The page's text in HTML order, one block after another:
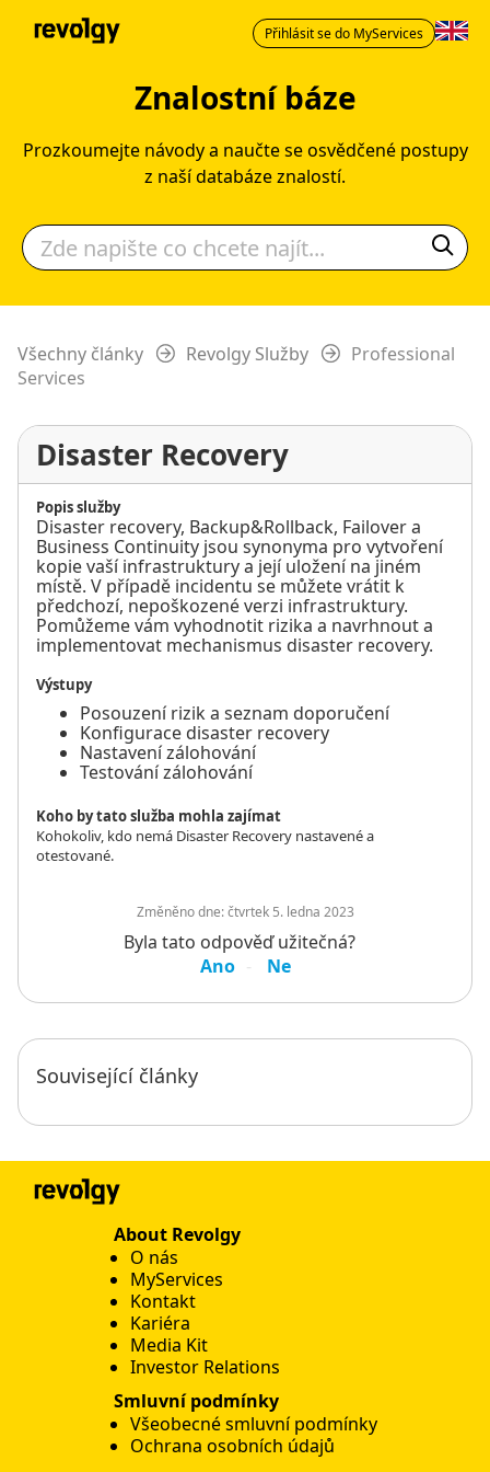
Přihlásit se do MyServices
Znalostní báze
Prozkoumejte návody a naučte se osvědčené postupy
z naší databáze znalostí.
Všechny články Revolgy Služby
Professional
Services
Disaster Recovery
Popis služby
Disaster recovery, Backup&Rollback, Failover a
Business Continuity jsou synonyma pro vytvoření
kopie vaší infrastruktury a její uložení na jiném
místě. V případě incidentu se můžete vrátit k
předchozí, nepoškozené verzi infrastruktury.
Pomůžeme vám vyhodnotit rizika a navrhnout a
implementovat mechanismus disaster recovery.
Výstupy
Posouzení rizik a seznam doporučení
Konfigurace disaster recovery
Nastavení zálohování
Testování zálohování
Koho by tato služba mohla zajímat
Kohokoliv, kdo nemá Disaster Recovery nastavené a
otestované.
Změněno dne:čtvrtek 5. ledna 2023
Byla tato odpověď užitečná?
Ano
Ne
Související články
About Revolgy
O nás
MyServices
Kontakt
Kariéra
Media Kit
Investor Relations
Smluvní podmínky
Všeobecné smluvní podmínky
Ochrana osobních údajů